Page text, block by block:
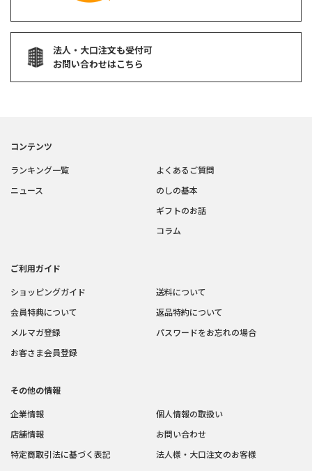
法人・大口注文も受付可
お問い合わせはこちら
コンテンツ
ランキング一覧
ニュース
よくあるご質問
のしの基本
ギフトのお話
コラム
ご利用ガイド
ショッピングガイド
会員特典について
メルマガ登録
お客さま会員登録
送料について
返品特約について
パスワードをお忘れの場合
その他の情報
企業情報
店舗情報
特定商取引法に基づく表記
個人情報の取扱い
お問い合わせ
法人様・大口注文のお客様